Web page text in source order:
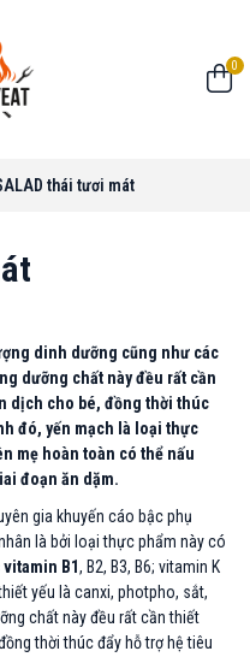
0
thái tươi mát
dinh dưỡng cũng như các
dưỡng chất này đều rất cần
dịch cho bé, đồng thời thúc
đó, yến mạch là loại thực
mẹ hoàn toàn có thể nấu
đoạn ăn dặm.
gia khuyến cáo bậc phụ
là bởi loại thực phẩm này có
vitamin B1, B2, B3, B6; vitamin K
yếu là canxi, photpho, sắt,
chất này đều rất cần thiết
thời thúc đẩy hỗ trợ hệ tiêu